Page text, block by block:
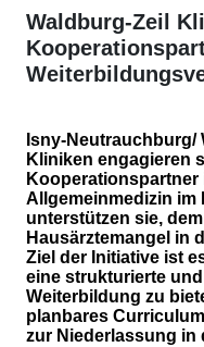
Waldburg-Zeil
Isny-Neutrauchburg/
Kliniken engagieren
Allgemeinmedizin im
unterstützen sie,
Hausärztemangel in
Ziel der Initiative ist
eine strukturierte
Weiterbildung zu
planbares
zur Niederlassung in